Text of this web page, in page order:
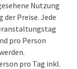
Nutzung
Preise. Jede
pro Person
pro Tag inkl.